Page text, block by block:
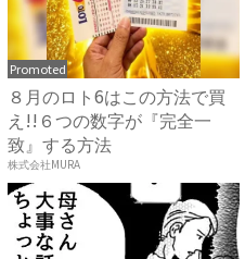
Promoted
８月のロト6はこの方法で買
え!!６つの数字が『完全一
致』する方法
株式会社MURA